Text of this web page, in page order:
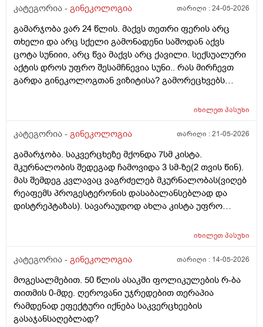
დაავადებებსა და ალცჰაიმერის რისკს უმცირებს და
სიმსივნურ პროცესებს უწყობს ხელს (საშვილოსნო,
საკვერცხეები და უპირველესად, მკერდი). თუ
შეიძლება, მითხრათ_დიდი მადლობა
გულისხმიერებისთვის!
კატეგორია - გინეკოლოგია თარიღი :24-05-2026
გამარჯობა ვარ 24 წლის. მაქვს თეთრი ფერის არც
თხელი და არც სქელი გამონადენი საშოდან აქვს
ცოტა სუნიიი, არც წვა მაქვს არც ქავილი. სექსუალური
აქტის დროს უფრო შესამჩნევია სუნი.. რას მირჩევთ
გარდა გინეკოლოგთან ვიზიტისა? გამორეცხვებს
მაინტერესებს პირიდან ამომდის რაღაცნაირი სუნი
იყოს?
იხილეთპასუხი
კატეგორია - გინეკოლოგია თარიღი :21-05-2026
გამარჯობა. საკვერცხეზე მქონდა 7სმ კისტა.
მკურნალობის შედეგად ჩამოვიდა 3 სმ-ზე(2 თვის წინ).
მას შემდეგ კვლავაც ვაგრძელებ მკურნალობას(ვიღებ
რეაფემს პროგესტერონის დასაბალანსებლად და
დისტრეპტაზას). სავარაუდოდ ახლა კისტა უფრო
ვიზიტი) მსურს აპარატული მასაჟის - ენდოსფერო
კეთდება და ვიბრაციის მეშვეობით აუმჯობესებს
მაინტერესებს, მუცლის არეზე დასაშვებია ეს
პროცედურა?
იხილეთპასუხი
კატეგორია - გინეკოლოგია თარიღი : 14-05-2026
მოგესალმებით. 50 წლის ასაკში ფოლიკულების რ-ბა
თითმის 0-მდე. ღეროვანი უჯრედებით თერაპია
რამდენად ეფექტური იქნება საკვერცხეების
გასაჯანსაღებლად?